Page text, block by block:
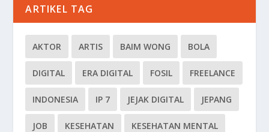
ARTIKEL TAG
AKTOR ARTIS BAIM WONG BOLA
DIGITAL ERA DIGITAL FOSIL FREELANCE
INDONESIA IP 7 JEJAK DIGITAL JEPANG
JOB KESEHATAN KESEHATAN MENTAL